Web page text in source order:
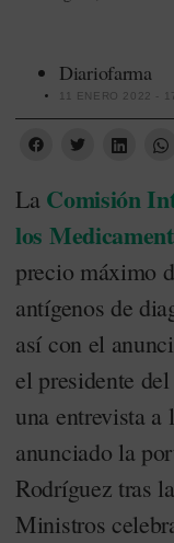
Diariofarma
11 ENERO 2022 -
La Comisión
los
precio máximo
antígenos de
así con el
el presidente
una entrevista a
anunciado la
Rodríguez tras
Ministros